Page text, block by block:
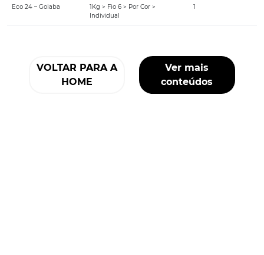
Eco 24 – Goiaba
1Kg > Fio 6 > Por Cor >
Individual
1
VOLTAR PARA A
HOME
Ver mais
conteúdos